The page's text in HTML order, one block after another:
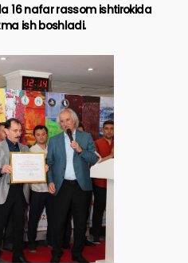
16 nafar rassom ishtirokida
ish boshladi.